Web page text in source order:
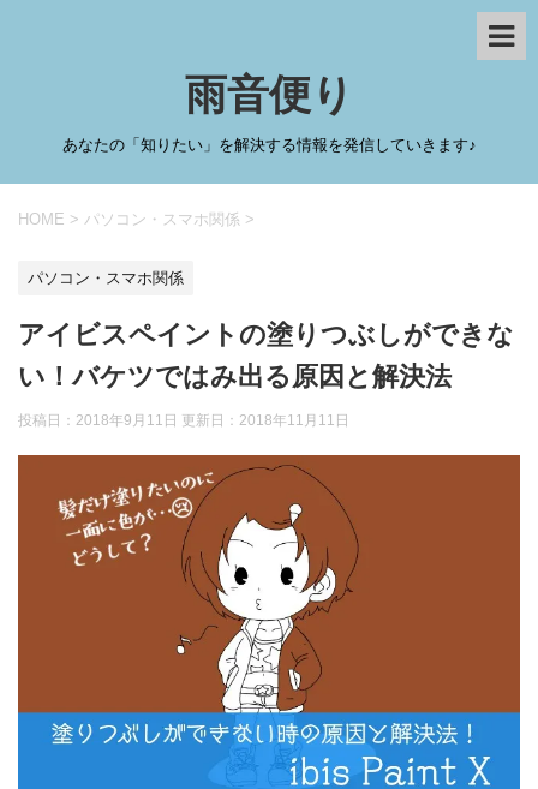
雨音便り
あなたの「知りたい」を解決する情報を発信していきます♪
HOME > パソコン・スマホ関係 >
パソコン・スマホ関係
アイビスペイントの塗りつぶしができな
い！バケツではみ出る原因と解決法
投稿日：2018年9月11日 更新日： 2018年11月11日